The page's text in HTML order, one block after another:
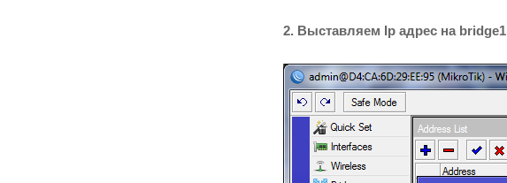
2. Выставляем Ip адрес на bridge1